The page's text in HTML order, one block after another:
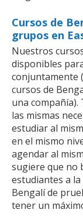
Cursos de
grupos en
Nuestros
disponibles
conjuntamente
cursos de
una
las mismas
estudiar al
en el mismo
agendar al
sugiere que no
estudiantes a la
Bengalí de
tener un